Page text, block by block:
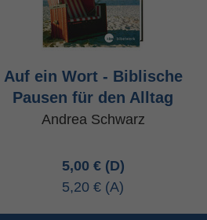
Auf ein Wort - Biblische
Pausen für den Alltag
Andrea Schwarz
5,00 €
5,20 €